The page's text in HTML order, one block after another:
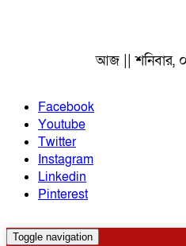
আজ || শনিবার,
Facebook
Youtube
Twitter
Instagram
Linkedin
Pinterest
Toggle navigation